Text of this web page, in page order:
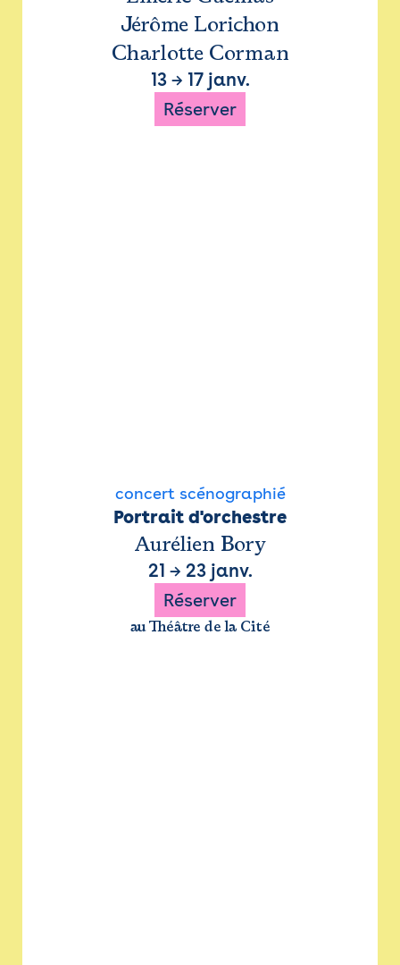
Jérôme Lorichon
Charlotte Corman
13→ 17 janv.
Réserver
concert scénographié
Portrait d'orchestre
Aurélien Bory
21 → 23 janv.
Réserver
au Théâtre de la Cité